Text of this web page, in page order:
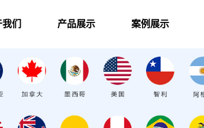
们 产品展示 案例展示